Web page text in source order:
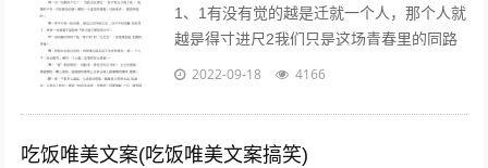
1、1有没有觉的越是迁就一个人，那个人就
越是得寸进尺2我们只是这场青春里的同路
者，相伴着走过这一段时光3不属于我的东
2022-09-18 4166
吃饭唯美文案(吃饭唯美文案搞笑)